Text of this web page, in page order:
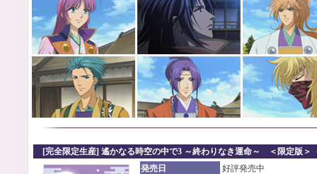
[完全限定生産] 遙かなる時空の中で3 ～終わりなき運命～ ＜限定版＞
発売日
好評発売中